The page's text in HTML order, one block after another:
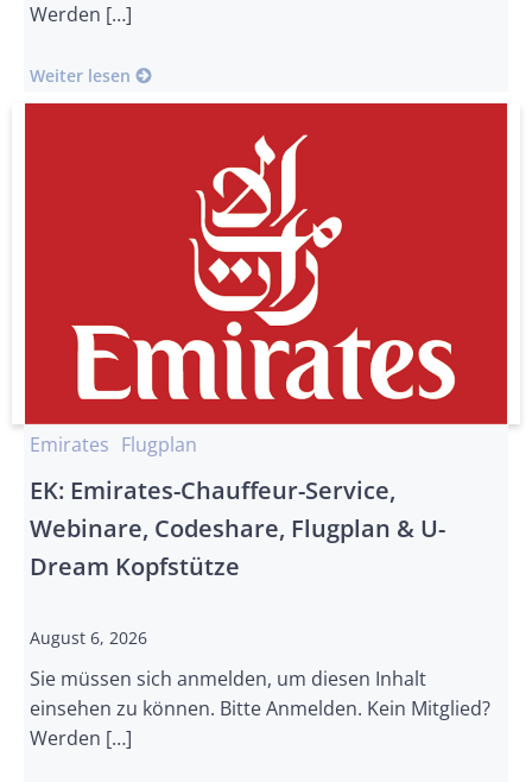
Werden […]
Weiter lesen
Emirates Flugplan
EK: Emirates-Chauffeur-Service,
Webinare, Codeshare, Flugplan & U-
Dream Kopfstütze
August 6, 2026
Sie müssen sich anmelden, um diesen Inhalt
einsehen zu können. Bitte Anmelden. Kein Mitglied?
Werden […]